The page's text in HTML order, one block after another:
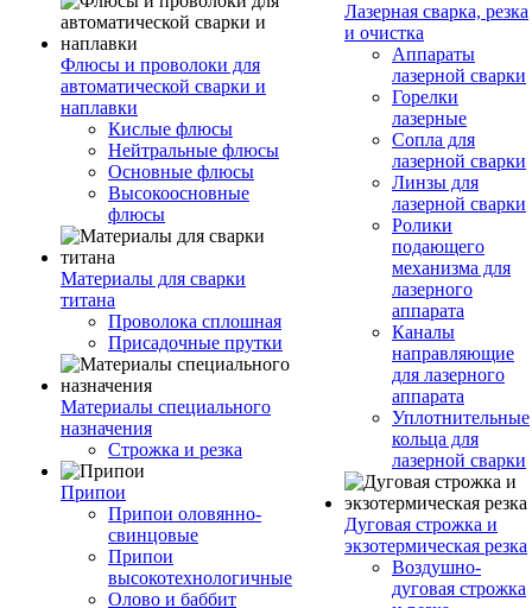
Флюсы и проволоки для
автоматической сварки и
наплавки
Кислые флюсы
Нейтральные флюсы
Основные флюсы
Высокоосновные
флюсы
Материалы для сварки
титана
Проволока сплошная
Присадочные прутки
Материалы специального
назначения
Строжка и резка
Припои
Припои оловянно-
свинцовые
Припои
высокотехнологичные
Олово и баббит
Лазерная сварка, резка
и очистка
Аппараты
лазерной сварки
Горелки
лазерные
Сопла для
лазерной сварки
Линзы для
лазерной сварки
Ролики
подающего
механизма для
лазерного
аппарата
Каналы
направляющие
для лазерного
аппарата
Уплотнительные
кольца для
лазерной сварки
Дуговая строжка и
экзотермическая резка
Воздушно-
дуговая строжка